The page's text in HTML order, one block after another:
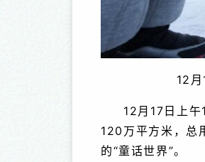
12
12月17日上
120万平方米，总
的“童话世界”。